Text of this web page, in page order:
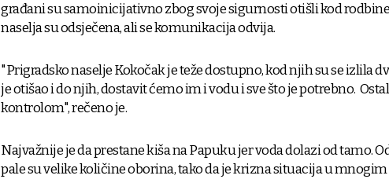
građani su samoinicijativno zbog svoje sigurnosti otišli kod
naselja su odsječena, ali se komunikacija odvija.
"Prigradsko naselje Kokočak je teže dostupno, kod njih su se izlila
je otišao i do njih, dostavit ćemo im i vodu i sve što je potrebno.
kontrolom", rečeno je.
Najvažnije je da prestane kiša na Papuku jer voda dolazi od tamo.
pale su velike količine oborina, tako da je krizna situacija u